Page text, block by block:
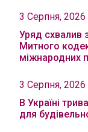
3 Серпня, 2026
Уряд схвалив
Митного
міжнародних
3 Серпня, 2026
В Україні
для